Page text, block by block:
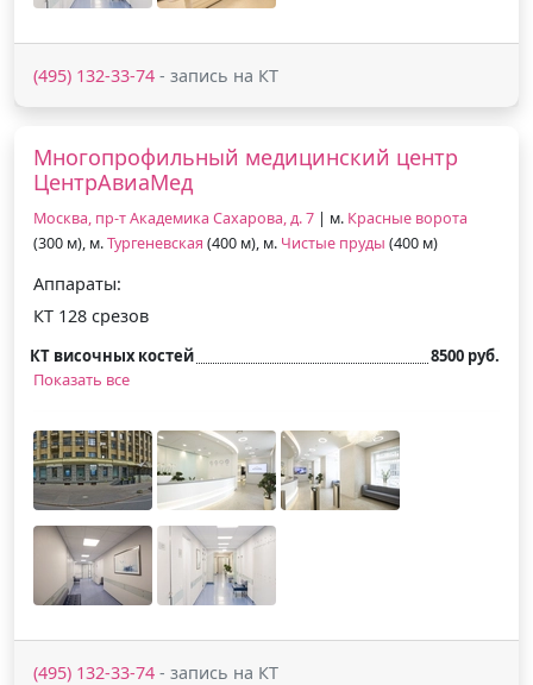
(495) 132-33-74 - запись на КТ
Многопрофильный медицинский центр
ЦентрАвиаМед
Москва, пр-т Академика Сахарова, д. 7 | м. Красные ворота
(300 м), м.Тургеневская (400 м), м. Чистые пруды (400 м)
Аппараты:
КТ 128 срезов
КТ височных костей
8500 руб.
Показать все
(495) 132-33-74 - запись на КТ